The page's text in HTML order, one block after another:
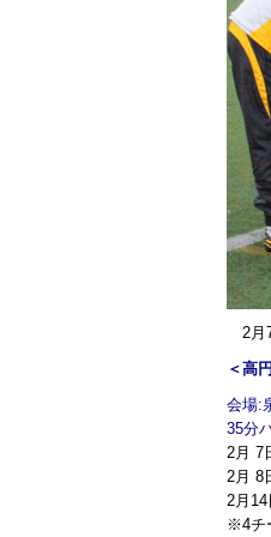
2月
＜高
会場:
35分
2月 7
2月 8
2月
※4チ